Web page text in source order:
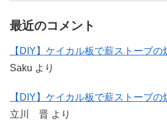
最近のコメント
【DIY】ケイカル板で薪ストーブ
Saku より
【DIY】ケイカル板で薪ストーブ
立川 晋 より